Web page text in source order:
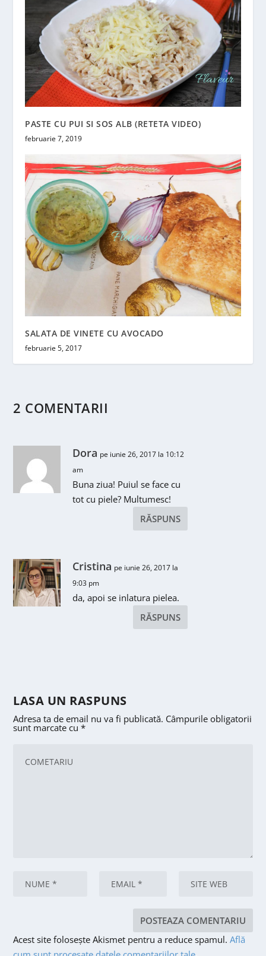
PASTE CU PUI SI SOS ALB (RETETA VIDEO)
februarie 7, 2019
SALATA DE VINETE CU AVOCADO
februarie 5, 2017
2 COMENTARII
Dora pe iunie 26, 2017 la 10:12
am
Buna ziua! Puiul se face cu
tot cu piele? Multumesc!
RĂSPUNS
Cristina pe iunie 26, 2017 la
9:03 pm
da, apoi se inlatura pielea.
RĂSPUNS
LASA UN RASPUNS
Adresa ta de email nu va fi publicată. Câmpurile obligatorii
sunt marcate cu*
Acest site folosește Akismet pentru a reduce spamul.Află